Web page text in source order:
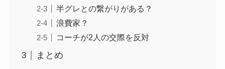
半グレとの繋がりがある？
浪費家？
コーチが2人の交際を反対
まとめ